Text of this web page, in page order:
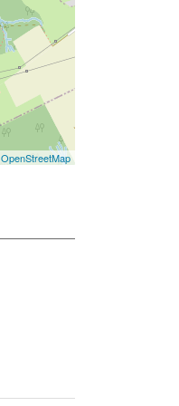
OpenStreetMap